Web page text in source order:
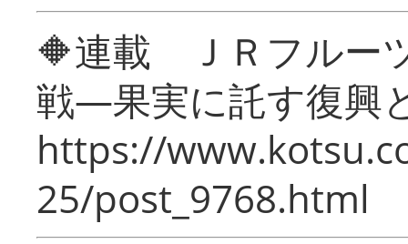
🔶連載 ＪＲフルー
戦―果実に託す復興
https://
25/post_9768.html